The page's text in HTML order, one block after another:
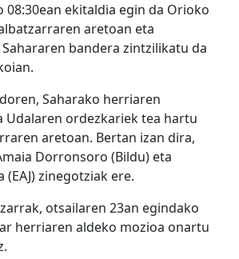
08:30ean ekitaldia egin da Orioko
aretoan eta
bandera zintzilikatu da
Saharako herriaren
Udalaren ordezkariek tea hartu
aretoan. Bertan izan dira,
Dorronsoro (Bildu) eta
(EAJ) zinegotziak ere.
otsailaren 23an egindako
herriaren aldeko mozioa onartu